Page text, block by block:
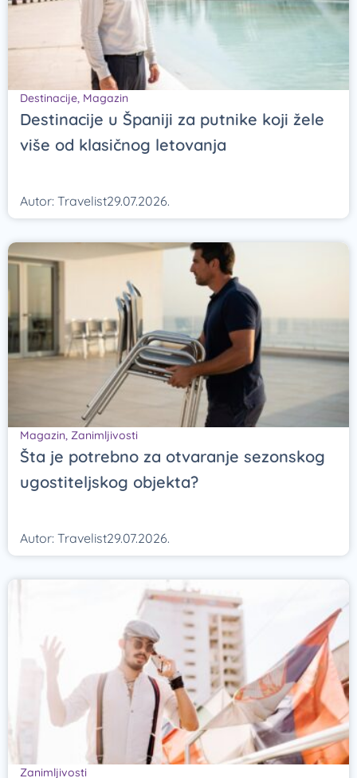
Destinacije, Magazin
Destinacije u Španiji za putnike koji žele
više od klasičnog letovanja
Autor: Travelist29.07.2026.
Magazin, Zanimljivosti
Šta je potrebno za otvaranje sezonskog
ugostiteljskog objekta?
Autor: Travelist29.07.2026.
Zanimljivosti